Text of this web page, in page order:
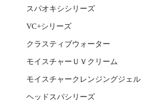
スパオキシシリーズ
VC+シリーズ
クラスティブウォーター
モイスチャーＵＶクリーム
モイスチャークレンジングジェル
ヘッドスパシリーズ